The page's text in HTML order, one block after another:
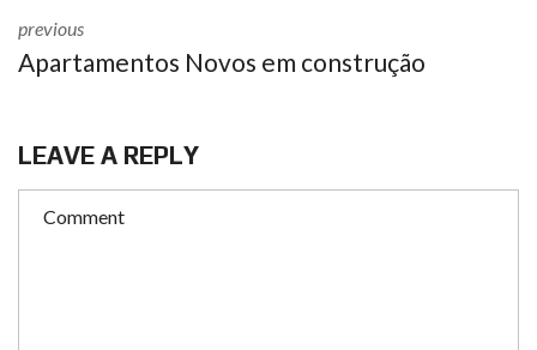
previous
Apartamentos Novos em construção
LEAVE A REPLY